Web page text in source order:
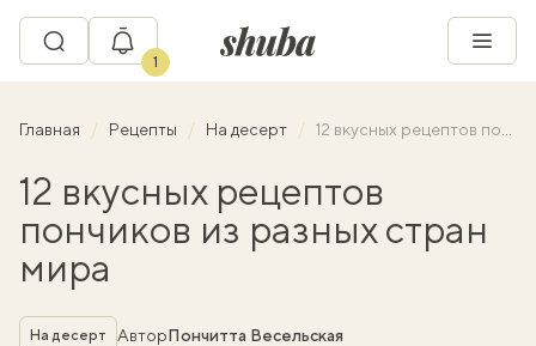
1
Главная Рецепты На десерт 12 вкусных рецептов пончиков из разных стран мира
12 вкусных рецептов
пончиков из разных стран
мира
Рубрика
На десерт АвторПончитта Весельская